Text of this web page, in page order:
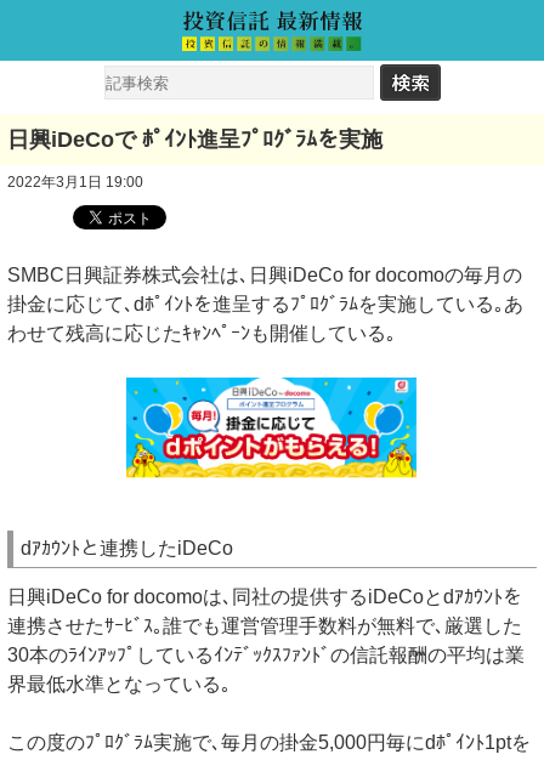
日興iDeCoで ﾎﾟｲﾝﾄ進呈ﾌﾟﾛｸﾞﾗﾑを実施
2022年3月1日 19:00
SMBC日興証券株式会社は､日興iDeCo for docomoの毎月の
掛金に応じて､dﾎﾟｲﾝﾄを進呈するﾌﾟﾛｸﾞﾗﾑを実施している｡あ
わせて残高に応じたｷｬﾝﾍﾟｰﾝも開催している｡
dｱｶｳﾝﾄと連携したiDeCo
日興iDeCo for docomoは､同社の提供するiDeCoとdｱｶｳﾝﾄを
連携させたｻｰﾋﾞｽ｡誰でも運営管理手数料が無料で､厳選した
30本のﾗｲﾝｱｯﾌﾟしているｲﾝﾃﾞｯｸｽﾌｧﾝﾄﾞの信託報酬の平均は業
界最低水準となっている｡
この度のﾌﾟﾛｸﾞﾗﾑ実施で､毎月の掛金5,000円毎にdﾎﾟｲﾝﾄ1ptを